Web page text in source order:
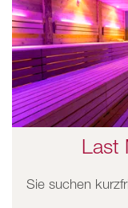
Last
Sie suchen